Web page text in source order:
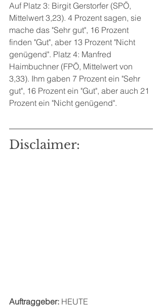
Auf Platz 3: Birgit Gerstorfer (SPÖ,
Mittelwert 3,23). 4 Prozent sagen, sie
mache das "Sehr gut", 16 Prozent
finden "Gut", aber 13 Prozent "Nicht
genügend". Platz 4: Manfred
Haimbuchner (FPÖ, Mittelwert von
3,33). Ihm gaben 7 Prozent ein "Sehr
gut", 16 Prozent ein "Gut", aber auch 21
Prozent ein "Nicht genügend".
Disclaimer:
Auftraggeber: HEUTE